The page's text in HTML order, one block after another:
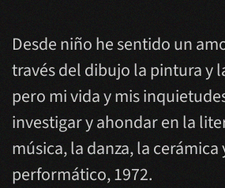
Desde niño he sentido un
través del dibujo la pintura y
pero mi vida y mis
investigar y ahondar en la
música, la danza, la cerámica
performático, 1972.